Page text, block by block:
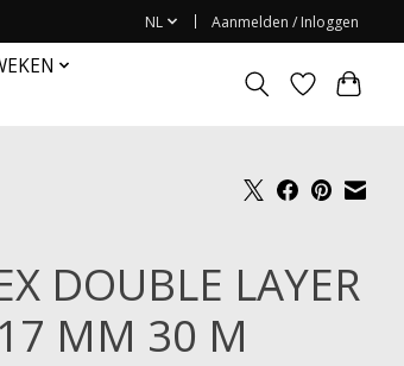
NL Aanmelden / Inloggen
DOUBLE LAYER
MM 30 M